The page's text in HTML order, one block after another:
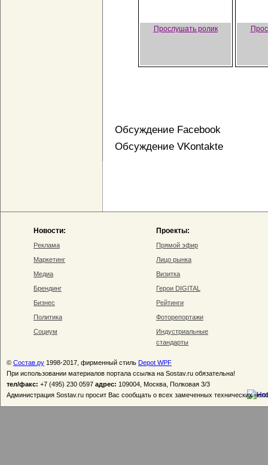
Прослушать ролик
Обсуждение Facebook
Обсуждение VKontakte
Новости:
Реклама
Маркетинг
Медиа
Брендинг
Бизнес
Политика
Социум
Проекты:
Прямой эфир
Лицо рынка
Визитка
Герои DIGITAL
Рейтинги
Фоторепортажи
Индустриальные
стандарты
© Состав.ру 1998-2017, фирменный стиль Depot WPF
При использовании материалов портала ссылка на Sostav.ru обязательна!
тел/факс: +7 (495) 230 0597 адрес: 109004, Москва, Полковая 3/3
Администрация Sostav.ru просит Вас сообщать о всех замеченных технических